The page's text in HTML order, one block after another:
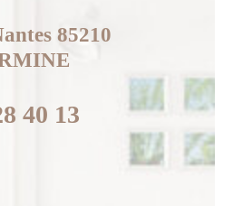
85210
40 13